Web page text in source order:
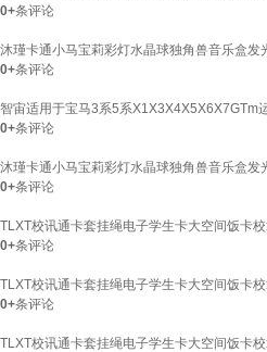
0+条评论
沐瑾卡通小马宝莉彩灯水晶球独角兽音乐盒
0+条评论
智宙适用于宝马3系5系X1X3X4X5X6X7GTm
0+条评论
沐瑾卡通小马宝莉彩灯水晶球独角兽音乐盒
0+条评论
TLXT校讯通卡套挂绳电子学生卡大空间饭卡
0+条评论
TLXT校讯通卡套挂绳电子学生卡大空间饭卡
0+条评论
TLXT校讯通卡套挂绳电子学生卡大空间饭卡